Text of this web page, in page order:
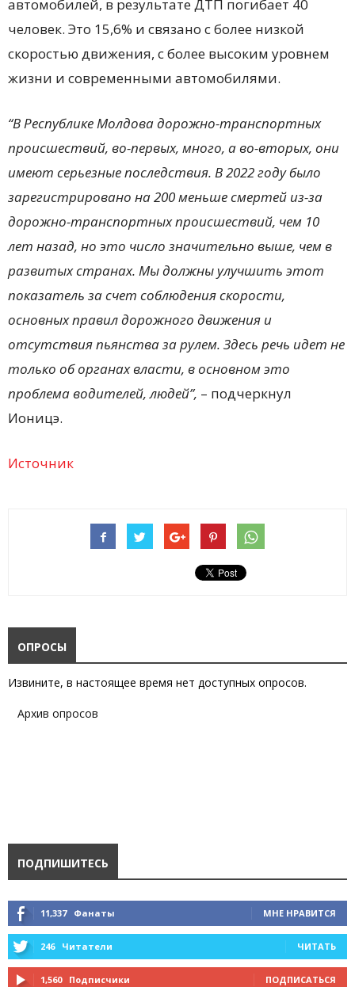
автомобилей, в результате ДТП погибает 40
человек. Это 15,6% и связано с более низкой
скоростью движения, с более высоким уровнем
жизни и современными автомобилями.
“В Республике Молдова дорожно-транспортных
происшествий, во-первых, много, а во-вторых, они
имеют серьезные последствия. В 2022 году было
зарегистрировано на 200 меньше смертей из-за
дорожно-транспортных происшествий, чем 10
лет назад, но это число значительно выше, чем в
развитых странах. Мы должны улучшить этот
показатель за счет соблюдения скорости,
основных правил дорожного движения и
отсутствия пьянства за рулем. Здесь речь идет не
только об органах власти, в основном это
проблема водителей, людей”, – подчеркнул
Ионицэ.
Источник
ОПРОСЫ
Извините, в настоящее время нет доступных опросов.
Архив опросов
ПОДПИШИТЕСЬ
11,337 Фанаты МНЕ НРАВИТСЯ
246 Читатели ЧИТАТЬ
1,560 Подписчики ПОДПИСАТЬСЯ